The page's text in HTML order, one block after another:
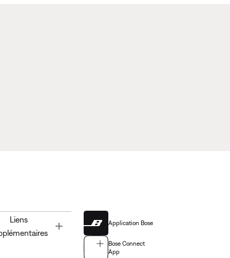
Liens
Application Bose
Bose Connect
App